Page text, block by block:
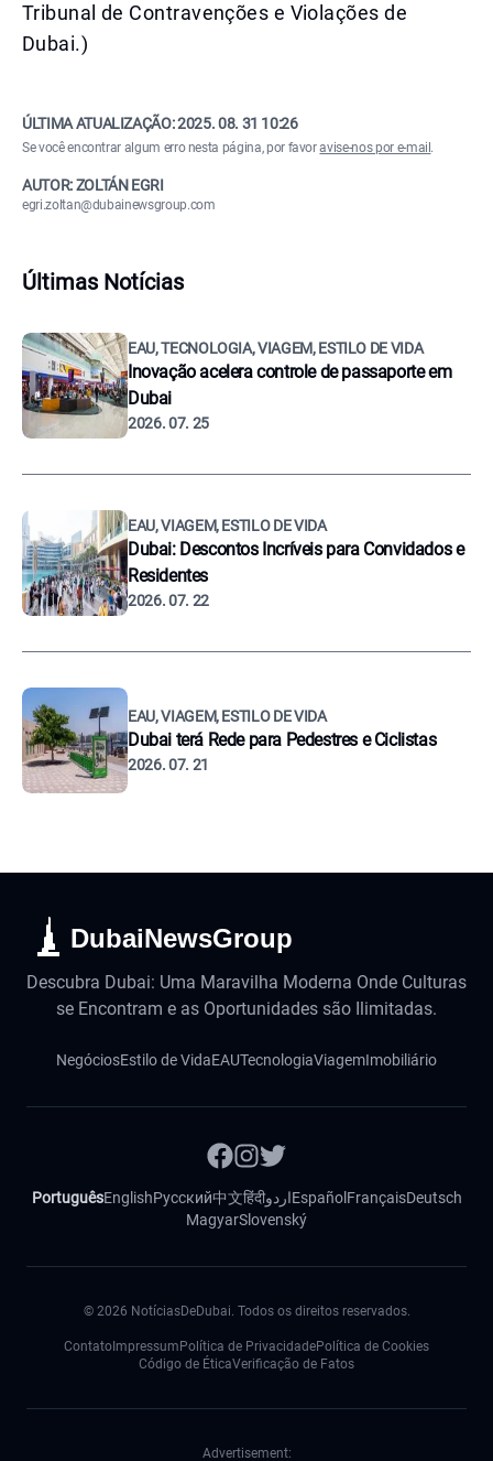
Tribunal de Contravenções e Violações de
Dubai.)
ÚLTIMA ATUALIZAÇÃO:2025. 08. 31 10:26
Se você encontrar algum erro nesta página, por favoravise-nos por e-mail .
AUTOR: ZOLTÁN EGRI
egri.zoltan@dubainewsgroup.com
Últimas Notícias
EAU, TECNOLOGIA, VIAGEM, ESTILO DE VIDA
Inovação acelera controle de passaporte em
Dubai
2026. 07. 25
EAU, VIAGEM, ESTILO DE VIDA
Dubai: Descontos Incríveis para Convidados e
Residentes
2026. 07. 22
EAU, VIAGEM, ESTILO DE VIDA
Dubai terá Rede para Pedestres e Ciclistas
2026. 07. 21
DubaiNewsGroup
Descubra Dubai: Uma Maravilha Moderna Onde Culturas
se Encontram e as Oportunidades são Ilimitadas.
NegóciosEstilo de VidaEAUTecnologiaViagemImobiliário
PortuguêsEnglishРусский中文हिंदीاردوEspañol FrançaisDeutsch
MagyarSlovenský
© 2026 NotíciasDeDubai. Todos os direitos reservados.
Contato Impressum Política de PrivacidadePolítica de Cookies
Código de ÉticaVerificação de Fatos
Advertisement: